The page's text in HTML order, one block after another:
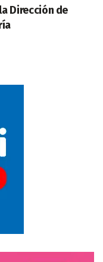
Dirección de